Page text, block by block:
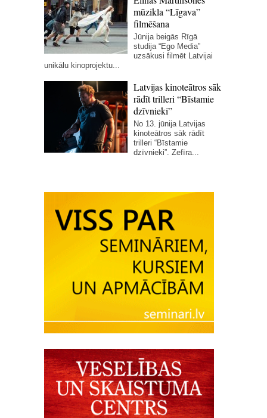
mūzikla “Līgava”
filmēšana
Jūnija beigās Rīgā
studija “Ego Media”
uzsākusi filmēt Latvijai
unikālu kinoprojektu...
Latvijas kinoteātros sāk
rādīt trilleri “Bīstamie
dzīvnieki”
No 13. jūnija Latvijas
kinoteātros sāk rādīt
trilleri “Bīstamie
dzīvnieki”. Zefīra...